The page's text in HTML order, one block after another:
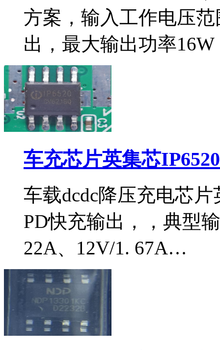
方案，输入工作电压
出，最大输出功率
车充芯片英集芯
车载dcdc降压充电芯
PD快充输出，，典型
22A、12V/1. 67A…